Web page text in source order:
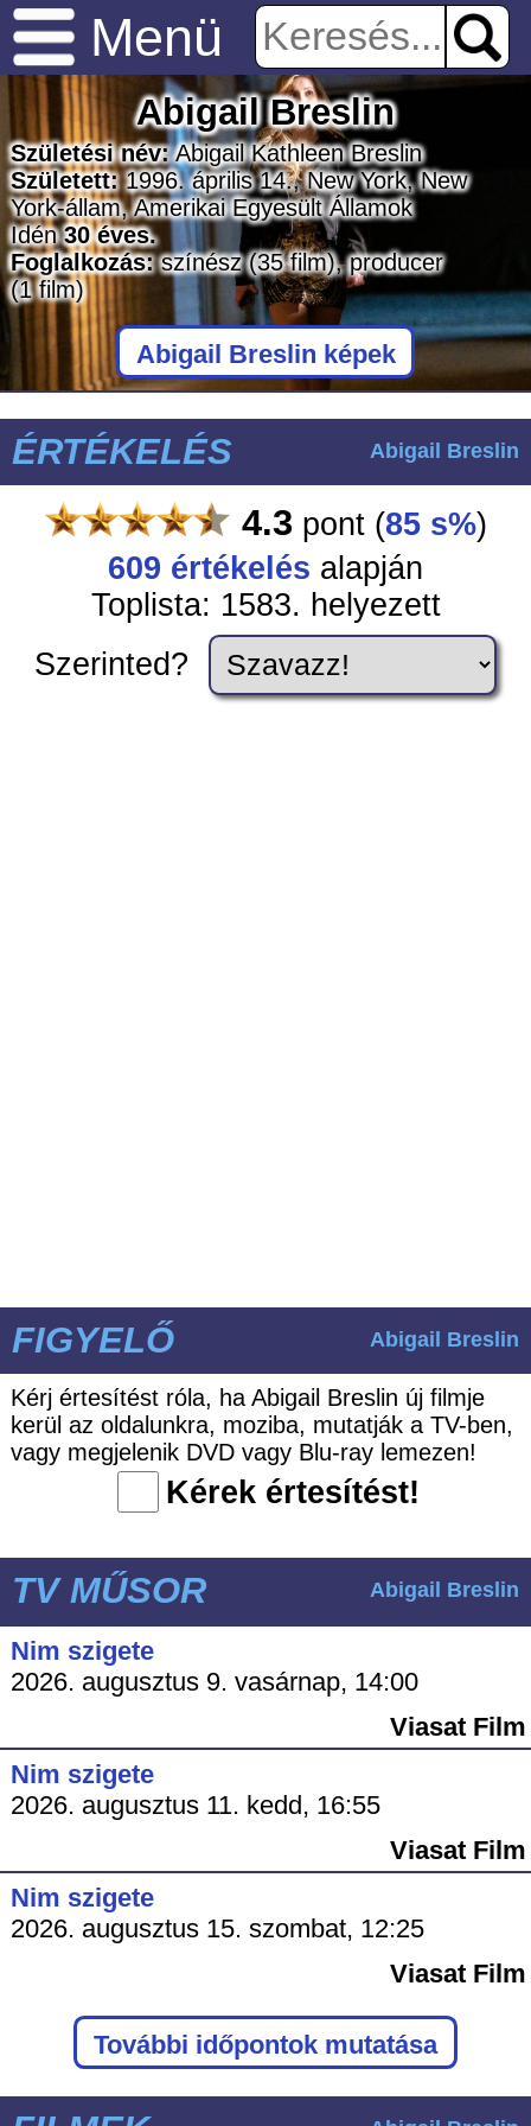
Menü
Abigail Breslin
Születési név:Abigail Kathleen Breslin
Született:1996. április 14., New York, New
York-állam, Amerikai Egyesült Államok
Idén30 éves.
Foglalkozás:színész(35 film), producer
(1 film)
Abigail Breslin képek
ÉRTÉKELÉS Abigail Breslin
4.3pont (85 s%)
609 értékelés alapján
Toplista: 1583. helyezett
Szerinted?
FIGYELŐ Abigail Breslin
Kérj értesítést róla, ha Abigail Breslin új filmje
kerül az oldalunkra, moziba, mutatják a TV-ben,
vagy megjelenik DVD vagy Blu-ray lemezen!
Kérek értesítést!
TV MŰSOR Abigail Breslin
Nim szigete
2026. augusztus 9. vasárnap, 14:00
Viasat Film
Nim szigete
2026. augusztus 11. kedd, 16:55
Viasat Film
Nim szigete
2026. augusztus 15. szombat, 12:25
Viasat Film
További időpontok mutatása